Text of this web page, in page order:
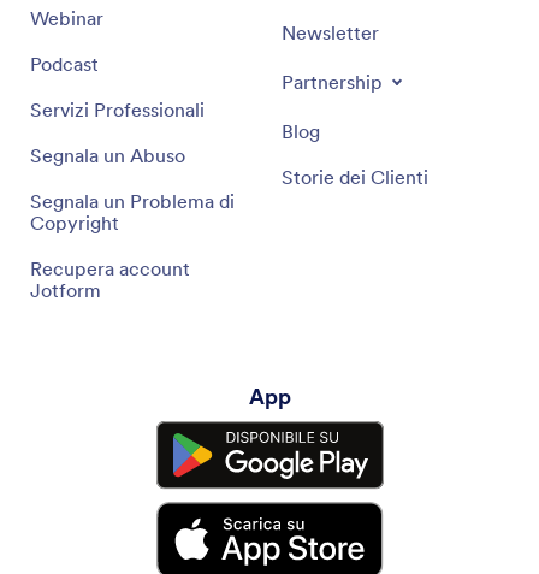
Webinar
Podcast
Servizi Professionali
Segnala un Abuso
Segnala un Problema di
Copyright
Recupera account
Jotform
Newsletter
Partnership
Blog
Storie dei Clienti
App